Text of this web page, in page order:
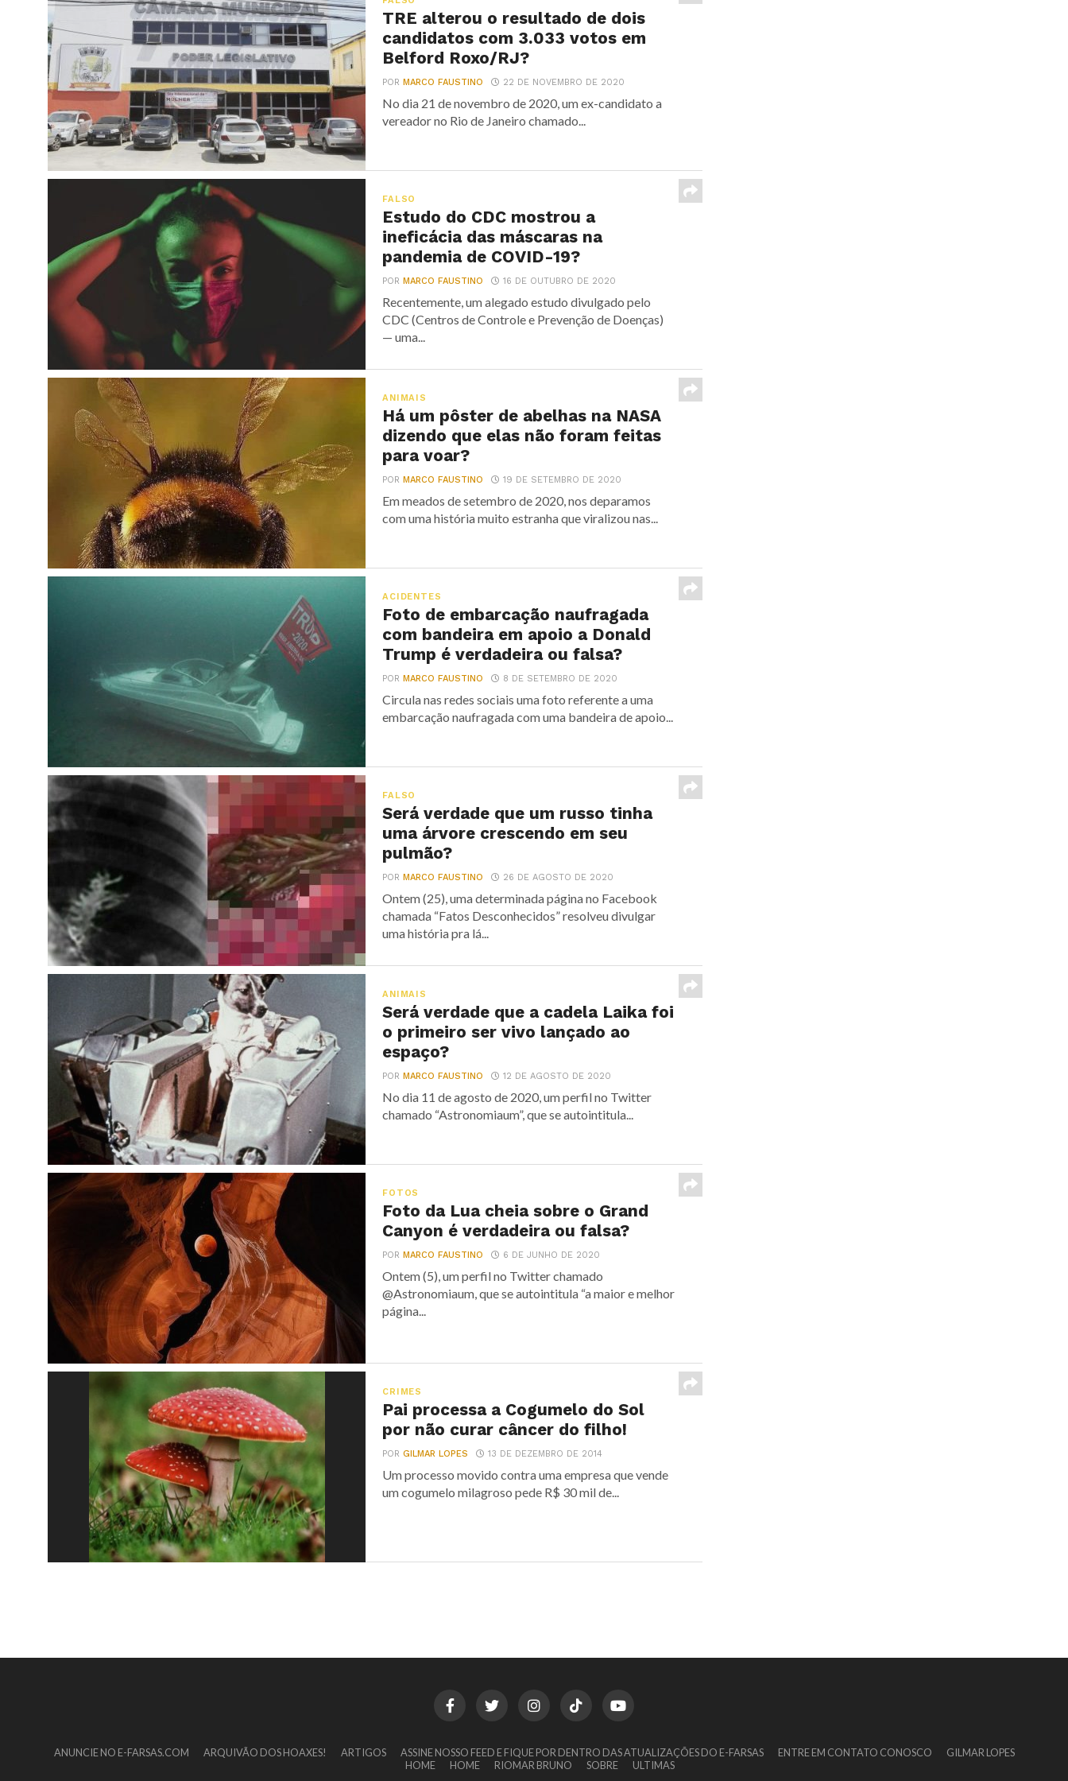
TRE alterou o resultado de dois
candidatos com 3.033 votos em
Belford Roxo/RJ?
PORMARCO FAUSTINO 22 DE NOVEMBRO DE 2020
No dia 21 de novembro de 2020, um ex-candidato a
vereador no Rio de Janeiro chamado...
FALSO
Estudo do CDC mostrou a
ineficácia das máscaras na
pandemia de COVID-19?
PORMARCO FAUSTINO 16 DE OUTUBRO DE 2020
Recentemente, um alegado estudo divulgado pelo
CDC (Centros de Controle e Prevenção de Doenças)
— uma...
ANIMAIS
Há um pôster de abelhas na NASA
dizendo que elas não foram feitas
para voar?
PORMARCO FAUSTINO 19 DE SETEMBRO DE 2020
Em meados de setembro de 2020, nos deparamos
com uma história muito estranha que viralizou nas...
ACIDENTES
Foto de embarcação naufragada
com bandeira em apoio a Donald
Trump é verdadeira ou falsa?
PORMARCO FAUSTINO 8 DE SETEMBRO DE 2020
Circula nas redes sociais uma foto referente a uma
embarcação naufragada com uma bandeira de apoio...
FALSO
Será verdade que um russo tinha
uma árvore crescendo em seu
pulmão?
PORMARCO FAUSTINO 26 DE AGOSTO DE 2020
Ontem (25), uma determinada página no Facebook
chamada “Fatos Desconhecidos” resolveu divulgar
uma história pra lá...
ANIMAIS
Será verdade que a cadela Laika foi
o primeiro ser vivo lançado ao
espaço?
PORMARCO FAUSTINO 12 DE AGOSTO DE 2020
No dia 11 de agosto de 2020, um perfil no Twitter
chamado “Astronomiaum”, que se autointitula...
FOTOS
Foto da Lua cheia sobre o Grand
Canyon é verdadeira ou falsa?
PORMARCO FAUSTINO 6 DE JUNHO DE 2020
Ontem (5), um perfil no Twitter chamado
@Astronomiaum, que se autointitula “a maior e melhor
página...
CRIMES
Pai processa a Cogumelo do Sol
por não curar câncer do filho!
PORGILMAR LOPES 13 DE DEZEMBRO DE 2014
Um processo movido contra uma empresa que vende
um cogumelo milagroso pede R$ 30 mil de...
ANUNCIE NO E-FARSAS.COM ARQUIVÃO DOS HOAXES! ARTIGOS ASSINE NOSSO FEED E FIQUE POR DENTRO DAS ATUALIZAÇÕES DO E-FARSAS ENTRE EM CONTATO CONOSCO
GILMAR LOPES
HOME
HOME RIOMAR BRUNO SOBRE ULTIMAS